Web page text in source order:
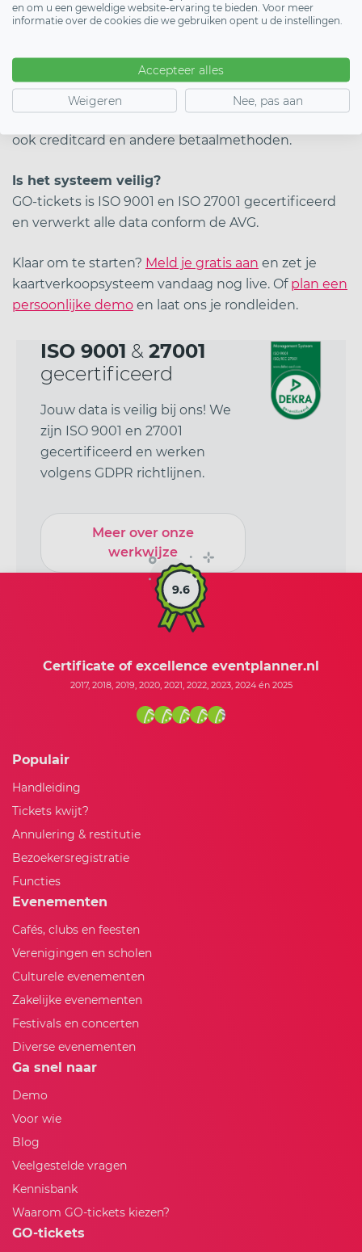
Hoe snel kan ik starten?
hebt geen technische kennis nodig.
Welke betaalmethoden worden ondersteund?
ook creditcard en andere betaalmethoden.
Is het systeem veilig?
GO-tickets is ISO 9001 en ISO 27001 gecertificeerd
en verwerkt alle data conform de AVG.
Klaar om te starten? Meld je gratis aan en zet je
kaartverkoopsysteem vandaag nog live. Of plan een
persoonlijke demo en laat ons je rondleiden.
ISO 9001 & 27001
gecertificeerd
Jouw data is veilig bij ons! We
zijn ISO 9001 en 27001
gecertificeerd en werken
volgens GDPR richtlijnen.
Meer over onze
werkwijze
9.6
Certificate of excellence eventplanner.nl
2017, 2018, 2019, 2020, 2021, 2022, 2023, 2024 én 2025
Populair
Handleiding
Tickets kwijt?
Annulering & restitutie
Bezoekersregistratie
Functies
Evenementen
Cafés, clubs en feesten
Verenigingen en scholen
Culturele evenementen
Zakelijke evenementen
Festivals en concerten
Diverse evenementen
Ga snel naar
Demo
Voor wie
Blog
Veelgestelde vragen
Kennisbank
Waarom GO-tickets kiezen?
GO-tickets
en om u een geweldige website-ervaring te bieden. Voor meer
informatie over de cookies die we gebruiken opent u de instellingen.
Accepteer alles
Weigeren Nee, pas aan